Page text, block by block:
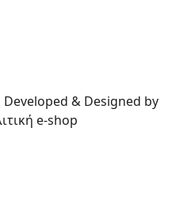
& Designed by
e-shop